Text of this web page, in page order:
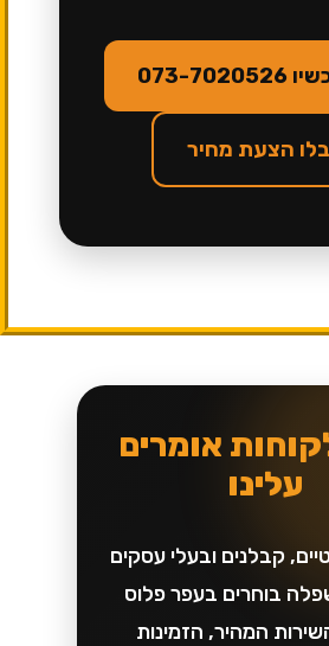
הצעת מחיר
אומרים
עלינו
קבלנים ובעלי עסקים
בוחרים בעפר פלוס
המהיר, הזמינות